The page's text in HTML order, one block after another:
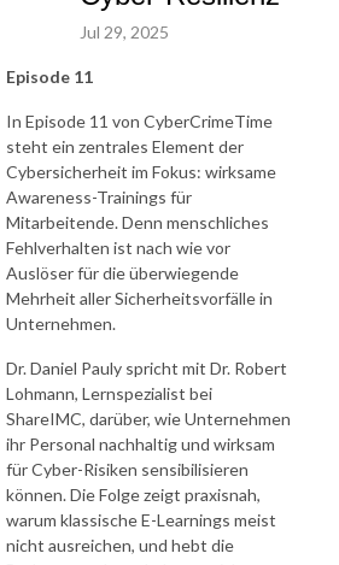
Jul 29, 2025
Episode 11
In Episode 11 von CyberCrimeTime
steht ein zentrales Element der
Cybersicherheit im Fokus: wirksame
Awareness-Trainings für
Mitarbeitende. Denn menschliches
Fehlverhalten ist nach wie vor
Auslöser für die überwiegende
Mehrheit aller Sicherheitsvorfälle in
Unternehmen.
Dr. Daniel Pauly spricht mit Dr. Robert
Lohmann, Lernspezialist bei
ShareIMC, darüber, wie Unternehmen
ihr Personal nachhaltig und wirksam
für Cyber-Risiken sensibilisieren
können. Die Folge zeigt praxisnah,
warum klassische E-Learnings meist
nicht ausreichen, und hebt die